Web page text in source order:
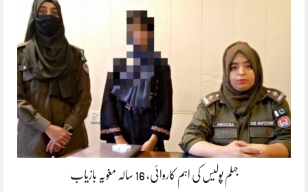
جہلم پولیس کی اہم کاروائی، 16 سالہ مغویہ بازیاب